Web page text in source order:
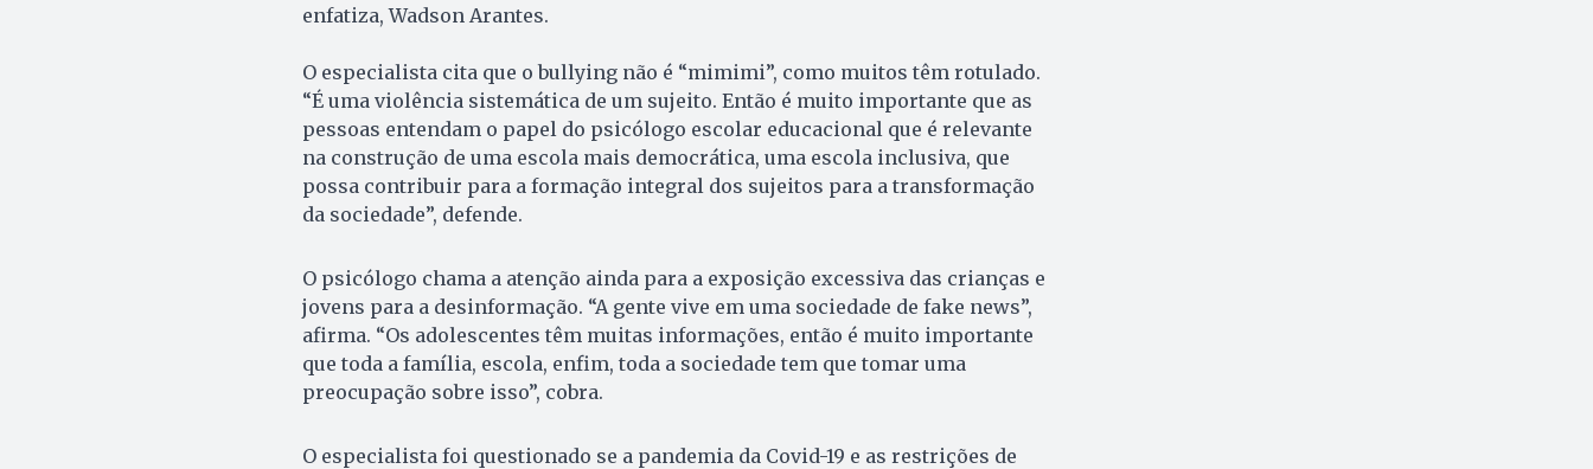
enfatiza, Wadson Arantes.
O especialista cita que o bullying não é “mimimi”, como muitos têm rotulado.
“É uma violência sistemática de um sujeito. Então é muito importante que as
pessoas entendam o papel do psicólogo escolar educacional que é relevante
na construção de uma escola mais democrática, uma escola inclusiva, que
possa contribuir para a formação integral dos sujeitos para a transformação
da sociedade”, defende.
O psicólogo chama a atenção ainda para a exposição excessiva das crianças e
jovens para a desinformação. “A gente vive em uma sociedade de fake news”,
afirma. “Os adolescentes têm muitas informações, então é muito importante
que toda a família, escola, enfim, toda a sociedade tem que tomar uma
preocupação sobre isso”, cobra.
O especialista foi questionado se a pandemia da Covid-19 e as restrições de